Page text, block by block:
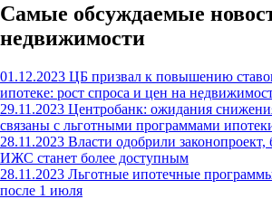
Самые обсуждаемые
недвижимости
01.12.2023 ЦБ призвал к повышению
ипотеке: рост спроса и цен на
29.11.2023 Центробанк: ожидания
связаны с льготными программами
28.11.2023 Власти одобрили законопроект,
ИЖС станет более доступным
28.11.2023 Льготные ипотечные
после 1 июля